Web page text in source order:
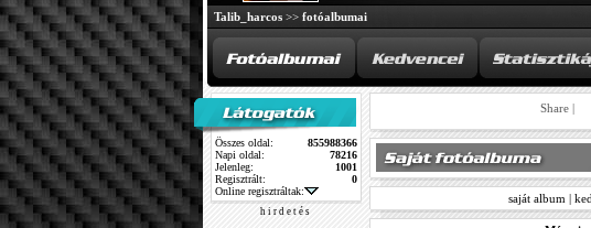
Talib_harcos >> fotóalbumai
Összes oldal:
855988366
Napi oldal:
78216
Jelenleg:
1001
Regisztrált:
0
Online regisztráltak:
h i r d e t é s
Share |
saját album |